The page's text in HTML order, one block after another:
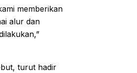
memberikan
alur dan
turut hadir